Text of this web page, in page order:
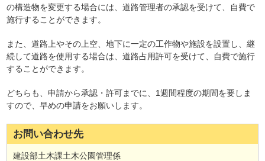
の構造物を変更する場合には、道路管理者の承認を受けて、自費で
施行することができます。
また、道路上やその上空、地下に一定の工作物や施設を設置し、継
続して道路を使用する場合は、道路占用許可を受けて、自費で施行
することができます。
どちらも、申請から承認・許可までに、1週間程度の期間を要しま
すので、早めの申請をお願いします。
お問い合わせ先
建設部土木課土木公園管理係